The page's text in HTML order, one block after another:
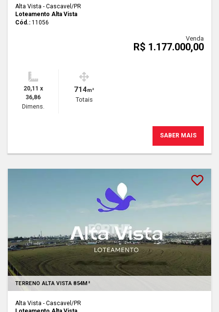
Alta Vista - Cascavel /PR
Loteamento Alta Vista
Cód.: 11056
Venda
R$ 1.177.000,00
20,11 x
36,86
Dimens.
714m²
Totais
SABER MAIS
TERRENO ALTA VISTA 854M²
Alta Vista - Cascavel /PR